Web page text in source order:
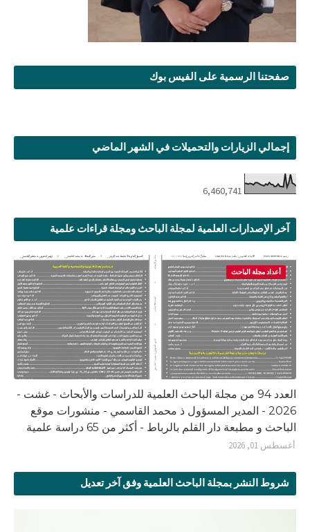
صفحتنا الرسمية على الفيس بوك
إجمالي الزيارات والتحميلات في الشهر الماضي
6,460,741
آخر الإصدارات العلمية لمجلة الباحث ومجلة قراءات علمية
أعداد مجلة الباحث
العدد 94 من مجلة الباحث العلمية للدراسات والأبحاث - غشت -
2026 - المدير المسؤول ذ محمد القاسمي - منشورات موقع
الباحث و مطبعة دار القلم بالرباط - أكثر من 65 دراسة علمية
أغسطس 01, 2026
شروط النشر بمجلة الباحث العلمية وفق آخر تعديل